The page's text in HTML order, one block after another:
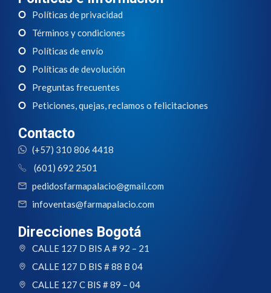
Políticas de privacidad
Términos y condiciones
Políticas de envío
Políticas de devolución
Preguntas frecuentes
Peticiones, quejas, reclamos o felicitaciones
Contacto
(+57) 310 806 4418
(601) 692 2501
pedidosfarmapalacio@gmail.com
infoventas@farmapalacio.com
Direcciones Bogotá
CALLE 127 D BIS A # 92 – 21
CALLE 127 D BIS # 88 B 04
CALLE 127 C BIS # 89 – 04